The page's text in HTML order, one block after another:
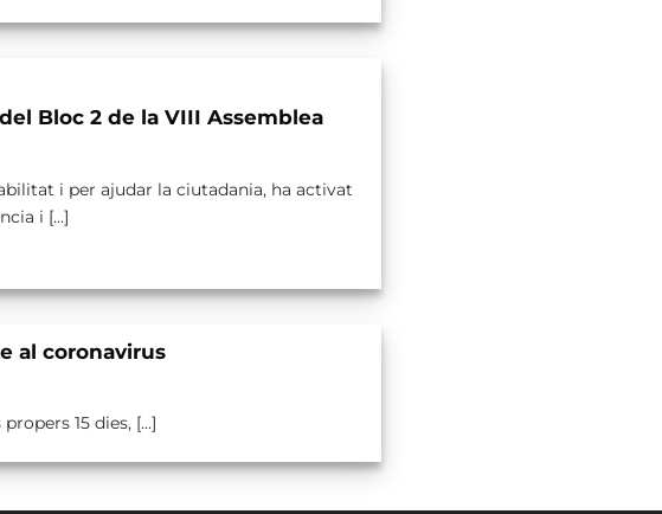
Bloc 2 de la VIII Assemblea
i per ajudar la ciutadania, ha activat
i [...]
al coronavirus
15 dies, [...]